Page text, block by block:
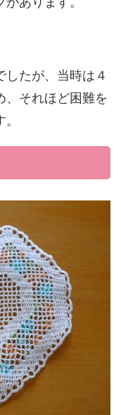
たが、当時は４
、それほど困難を